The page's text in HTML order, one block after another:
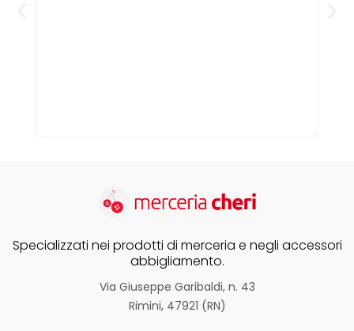
Specializzati nei prodotti di merceria e negli accessori
abbigliamento.
Via Giuseppe Garibaldi, n. 43
Rimini, 47921 (RN)